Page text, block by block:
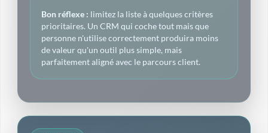
Bon réflexe : limitez la liste à quelques critères
prioritaires. Un CRM qui coche tout mais que
personne n'utilise correctement produira moins
de valeur qu'un outil plus simple, mais
parfaitement aligné avec le parcours client.